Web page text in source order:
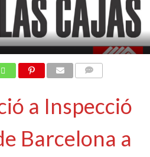
a Inspecció
Barcelona a